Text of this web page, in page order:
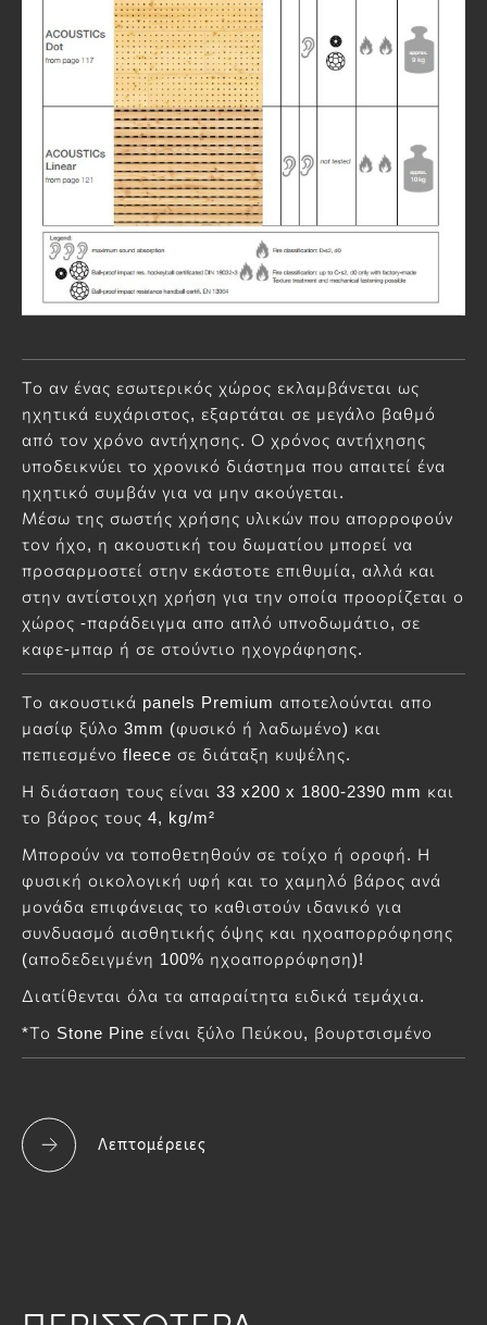
Το αν ένας εσωτερικός χώρος εκλαμβάνεται ως
ηχητικά ευχάριστος, εξαρτάται σε μεγάλο βαθμό
από τον χρόνο αντήχησης. Ο χρόνος αντήχησης
υποδεικνύει το χρονικό διάστημα που απαιτεί ένα
ηχητικό συμβάν για να μην ακούγεται.
Μέσω της σωστής χρήσης υλικών που απορροφούν
τον ήχο, η ακουστική του δωματίου μπορεί να
προσαρμοστεί στην εκάστοτε επιθυμία, αλλά και
στην αντίστοιχη χρήση για την οποία προορίζεται ο
χώρος -παράδειγμα απο απλό υπνοδωμάτιο, σε
καφε-μπαρ ή σε στούντιο ηχογράφησης.
Το ακουστικά panels Premium αποτελούνται απο
μασίφ ξύλο 3mm (φυσικό ή λαδωμένο) και
πεπιεσμένο fleece σε διάταξη κυψέλης.
Η διάσταση τους είναι 33 x200 x 1800-2390 mm και
το βάρος τους 4, kg/m²
Μπορούν να τοποθετηθούν σε τοίχο ή οροφή. Η
φυσική οικολογική υφή και το χαμηλό βάρος ανά
μονάδα επιφάνειας το καθιστούν ιδανικό για
συνδυασμό αισθητικής όψης και ηχοαπορρόφησης
(αποδεδειγμένη 100% ηχοαπορρόφηση)!
Διατίθενται όλα τα απαραίτητα ειδικά τεμάχια.
*Το Stone Pine είναι ξύλο Πεύκου, βουρτσισμένο
Λεπτομέρειες